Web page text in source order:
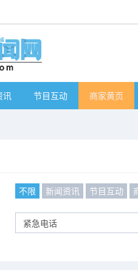
讯 节目互动 商家黄页
不限 新闻资讯 节目互动